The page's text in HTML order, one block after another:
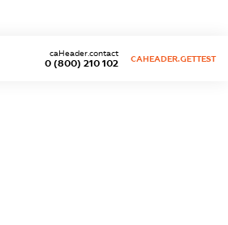
0 (800) 210 102
caHeader.contact
CAHEADER.GETTEST